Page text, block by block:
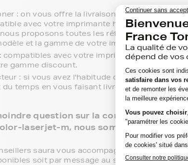
: on vous offre la livraison en point de
avec votre imprimante hp color-laserjet-
proposons toutes les références
et la gamme de votre imprimante.
compatibles avec votre imprimante hp color-
gamme discount.
: si vous avez l'habitude d'aller chercher
du temps en vous faisant livrer directement
question sur la compatibilité de
laserjet-m, nous sommes à votre
saura vous accompagner sur le
soit par message au sein de votre